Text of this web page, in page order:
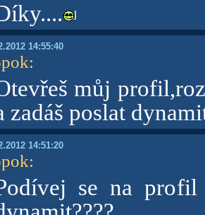
14:55:40
:
můj
zadáš poslat
14:51:20
:
se na profil